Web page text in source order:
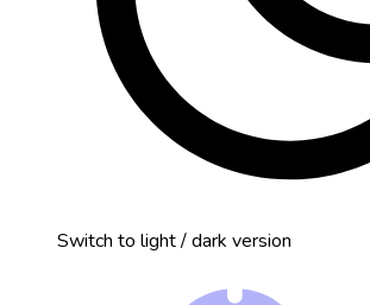
Switch to light / dark version